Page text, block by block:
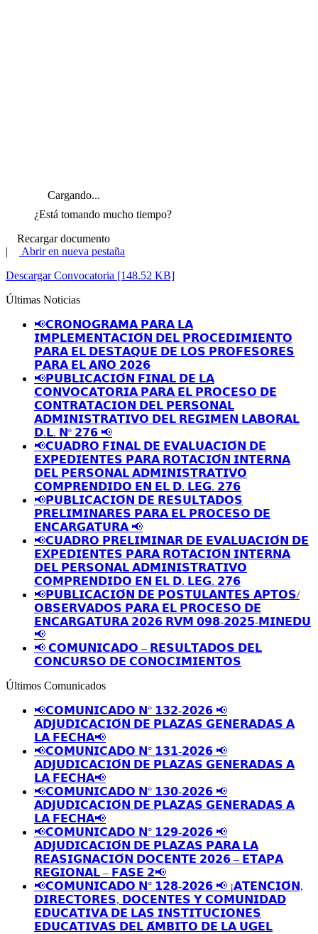
Cargando...
¿Está tomando mucho tiempo?
Recargar documento
|
Abrir en nueva pestaña
Descargar Convocatoria [148.52 KB]
Últimas Noticias
📢𝗖𝗥𝗢𝗡𝗢𝗚𝗥𝗔𝗠𝗔 𝗣𝗔𝗥𝗔 𝗟𝗔
𝗜𝗠𝗣𝗟𝗘𝗠𝗘𝗡𝗧𝗔𝗖𝗜𝗢́𝗡 𝗗𝗘𝗟 𝗣𝗥𝗢𝗖𝗘𝗗𝗜𝗠𝗜𝗘𝗡𝗧𝗢
𝗣𝗔𝗥𝗔 𝗘𝗟 𝗗𝗘𝗦𝗧𝗔𝗤𝗨𝗘 𝗗𝗘 𝗟𝗢𝗦 𝗣𝗥𝗢𝗙𝗘𝗦𝗢𝗥𝗘𝗦
𝗣𝗔𝗥𝗔 𝗘𝗟 𝗔𝗡̃𝗢 𝟮𝟬𝟮𝟲
📢𝗣𝗨𝗕𝗟𝗜𝗖𝗔𝗖𝗜𝗢́𝗡 𝗙𝗜𝗡𝗔𝗟 𝗗𝗘 𝗟𝗔
𝗖𝗢𝗡𝗩𝗢𝗖𝗔𝗧𝗢𝗥𝗜𝗔 𝗣𝗔𝗥𝗔 𝗘𝗟 𝗣𝗥𝗢𝗖𝗘𝗦𝗢 𝗗𝗘
𝗖𝗢𝗡𝗧𝗥𝗔𝗧𝗔𝗖𝗜𝗢𝗡 𝗗𝗘𝗟 𝗣𝗘𝗥𝗦𝗢𝗡𝗔𝗟
𝗔𝗗𝗠𝗜𝗡𝗜𝗦𝗧𝗥𝗔𝗧𝗜𝗩𝗢 𝗗𝗘𝗟 𝗥𝗘𝗚𝗜𝗠𝗘𝗡 𝗟𝗔𝗕𝗢𝗥𝗔𝗟
𝗗.𝗟. 𝗡º 𝟮𝟳𝟲 📢
📢𝗖𝗨𝗔𝗗𝗥𝗢 𝗙𝗜𝗡𝗔𝗟 𝗗𝗘 𝗘𝗩𝗔𝗟𝗨𝗔𝗖𝗜𝗢́𝗡 𝗗𝗘
𝗘𝗫𝗣𝗘𝗗𝗜𝗘𝗡𝗧𝗘𝗦 𝗣𝗔𝗥𝗔 𝗥𝗢𝗧𝗔𝗖𝗜𝗢́𝗡 𝗜𝗡𝗧𝗘𝗥𝗡𝗔
𝗗𝗘𝗟 𝗣𝗘𝗥𝗦𝗢𝗡𝗔𝗟 𝗔𝗗𝗠𝗜𝗡𝗜𝗦𝗧𝗥𝗔𝗧𝗜𝗩𝗢
𝗖𝗢𝗠𝗣𝗥𝗘𝗡𝗗𝗜𝗗𝗢 𝗘𝗡 𝗘𝗟 𝗗. 𝗟𝗘𝗚. 𝟮𝟳𝟲
📢𝗣𝗨𝗕𝗟𝗜𝗖𝗔𝗖𝗜𝗢́𝗡 𝗗𝗘 𝗥𝗘𝗦𝗨𝗟𝗧𝗔𝗗𝗢𝗦
𝗣𝗥𝗘𝗟𝗜𝗠𝗜𝗡𝗔𝗥𝗘𝗦 𝗣𝗔𝗥𝗔 𝗘𝗟 𝗣𝗥𝗢𝗖𝗘𝗦𝗢 𝗗𝗘
𝗘𝗡𝗖𝗔𝗥𝗚𝗔𝗧𝗨𝗥𝗔 📢
📢𝗖𝗨𝗔𝗗𝗥𝗢 𝗣𝗥𝗘𝗟𝗜𝗠𝗜𝗡𝗔𝗥 𝗗𝗘 𝗘𝗩𝗔𝗟𝗨𝗔𝗖𝗜𝗢́𝗡 𝗗𝗘
𝗘𝗫𝗣𝗘𝗗𝗜𝗘𝗡𝗧𝗘𝗦 𝗣𝗔𝗥𝗔 𝗥𝗢𝗧𝗔𝗖𝗜𝗢́𝗡 𝗜𝗡𝗧𝗘𝗥𝗡𝗔
𝗗𝗘𝗟 𝗣𝗘𝗥𝗦𝗢𝗡𝗔𝗟 𝗔𝗗𝗠𝗜𝗡𝗜𝗦𝗧𝗥𝗔𝗧𝗜𝗩𝗢
𝗖𝗢𝗠𝗣𝗥𝗘𝗡𝗗𝗜𝗗𝗢 𝗘𝗡 𝗘𝗟 𝗗. 𝗟𝗘𝗚. 𝟮𝟳𝟲
📢𝗣𝗨𝗕𝗟𝗜𝗖𝗔𝗖𝗜𝗢́𝗡 𝗗𝗘 𝗣𝗢𝗦𝗧𝗨𝗟𝗔𝗡𝗧𝗘𝗦 𝗔𝗣𝗧𝗢𝗦/
𝗢𝗕𝗦𝗘𝗥𝗩𝗔𝗗𝗢𝗦 𝗣𝗔𝗥𝗔 𝗘𝗟 𝗣𝗥𝗢𝗖𝗘𝗦𝗢 𝗗𝗘
𝗘𝗡𝗖𝗔𝗥𝗚𝗔𝗧𝗨𝗥𝗔 𝟮𝟬𝟮𝟲 𝗥𝗩𝗠 𝟬𝟵𝟴-𝟮𝟬𝟮𝟱-𝗠𝗜𝗡𝗘𝗗𝗨
📢
📢 𝗖𝗢𝗠𝗨𝗡𝗜𝗖𝗔𝗗𝗢 – 𝗥𝗘𝗦𝗨𝗟𝗧𝗔𝗗𝗢𝗦 𝗗𝗘𝗟
𝗖𝗢𝗡𝗖𝗨𝗥𝗦𝗢 𝗗𝗘 𝗖𝗢𝗡𝗢𝗖𝗜𝗠𝗜𝗘𝗡𝗧𝗢𝗦
Últimos Comunicados
📢𝗖𝗢𝗠𝗨𝗡𝗜𝗖𝗔𝗗𝗢 𝗡° 𝟭𝟯𝟮-𝟮𝟬𝟮𝟲 📢
𝗔𝗗𝗝𝗨𝗗𝗜𝗖𝗔𝗖𝗜𝗢́𝗡 𝗗𝗘 𝗣𝗟𝗔𝗭𝗔𝗦 𝗚𝗘𝗡𝗘𝗥𝗔𝗗𝗔𝗦 𝗔
𝗟𝗔 𝗙𝗘𝗖𝗛𝗔📢
📢𝗖𝗢𝗠𝗨𝗡𝗜𝗖𝗔𝗗𝗢 𝗡° 𝟭𝟯𝟭-𝟮𝟬𝟮𝟲 📢
𝗔𝗗𝗝𝗨𝗗𝗜𝗖𝗔𝗖𝗜𝗢́𝗡 𝗗𝗘 𝗣𝗟𝗔𝗭𝗔𝗦 𝗚𝗘𝗡𝗘𝗥𝗔𝗗𝗔𝗦 𝗔
𝗟𝗔 𝗙𝗘𝗖𝗛𝗔📢
📢𝗖𝗢𝗠𝗨𝗡𝗜𝗖𝗔𝗗𝗢 𝗡° 𝟭𝟯𝟬-𝟮𝟬𝟮𝟲 📢
𝗔𝗗𝗝𝗨𝗗𝗜𝗖𝗔𝗖𝗜𝗢́𝗡 𝗗𝗘 𝗣𝗟𝗔𝗭𝗔𝗦 𝗚𝗘𝗡𝗘𝗥𝗔𝗗𝗔𝗦 𝗔
𝗟𝗔 𝗙𝗘𝗖𝗛𝗔📢
📢𝗖𝗢𝗠𝗨𝗡𝗜𝗖𝗔𝗗𝗢 𝗡° 𝟭𝟮𝟵-𝟮𝟬𝟮𝟲 📢
𝗔𝗗𝗝𝗨𝗗𝗜𝗖𝗔𝗖𝗜𝗢́𝗡 𝗗𝗘 𝗣𝗟𝗔𝗭𝗔𝗦 𝗣𝗔𝗥𝗔 𝗟𝗔
𝗥𝗘𝗔𝗦𝗜𝗚𝗡𝗔𝗖𝗜𝗢́𝗡 𝗗𝗢𝗖𝗘𝗡𝗧𝗘 𝟮𝟬𝟮𝟲 – 𝗘𝗧𝗔𝗣𝗔
𝗥𝗘𝗚𝗜𝗢𝗡𝗔𝗟 – 𝗙𝗔𝗦𝗘 𝟮📢
📢𝗖𝗢𝗠𝗨𝗡𝗜𝗖𝗔𝗗𝗢 𝗡° 𝟭𝟮𝟴-𝟮𝟬𝟮𝟲 📢 ¡𝗔𝗧𝗘𝗡𝗖𝗜𝗢́𝗡,
𝗗𝗜𝗥𝗘𝗖𝗧𝗢𝗥𝗘𝗦, 𝗗𝗢𝗖𝗘𝗡𝗧𝗘𝗦 𝗬 𝗖𝗢𝗠𝗨𝗡𝗜𝗗𝗔𝗗
𝗘𝗗𝗨𝗖𝗔𝗧𝗜𝗩𝗔 𝗗𝗘 𝗟𝗔𝗦 𝗜𝗡𝗦𝗧𝗜𝗧𝗨𝗖𝗜𝗢𝗡𝗘𝗦
𝗘𝗗𝗨𝗖𝗔𝗧𝗜𝗩𝗔𝗦 𝗗𝗘𝗟 𝗔́𝗠𝗕𝗜𝗧𝗢 𝗗𝗘 𝗟𝗔 𝗨𝗚𝗘𝗟